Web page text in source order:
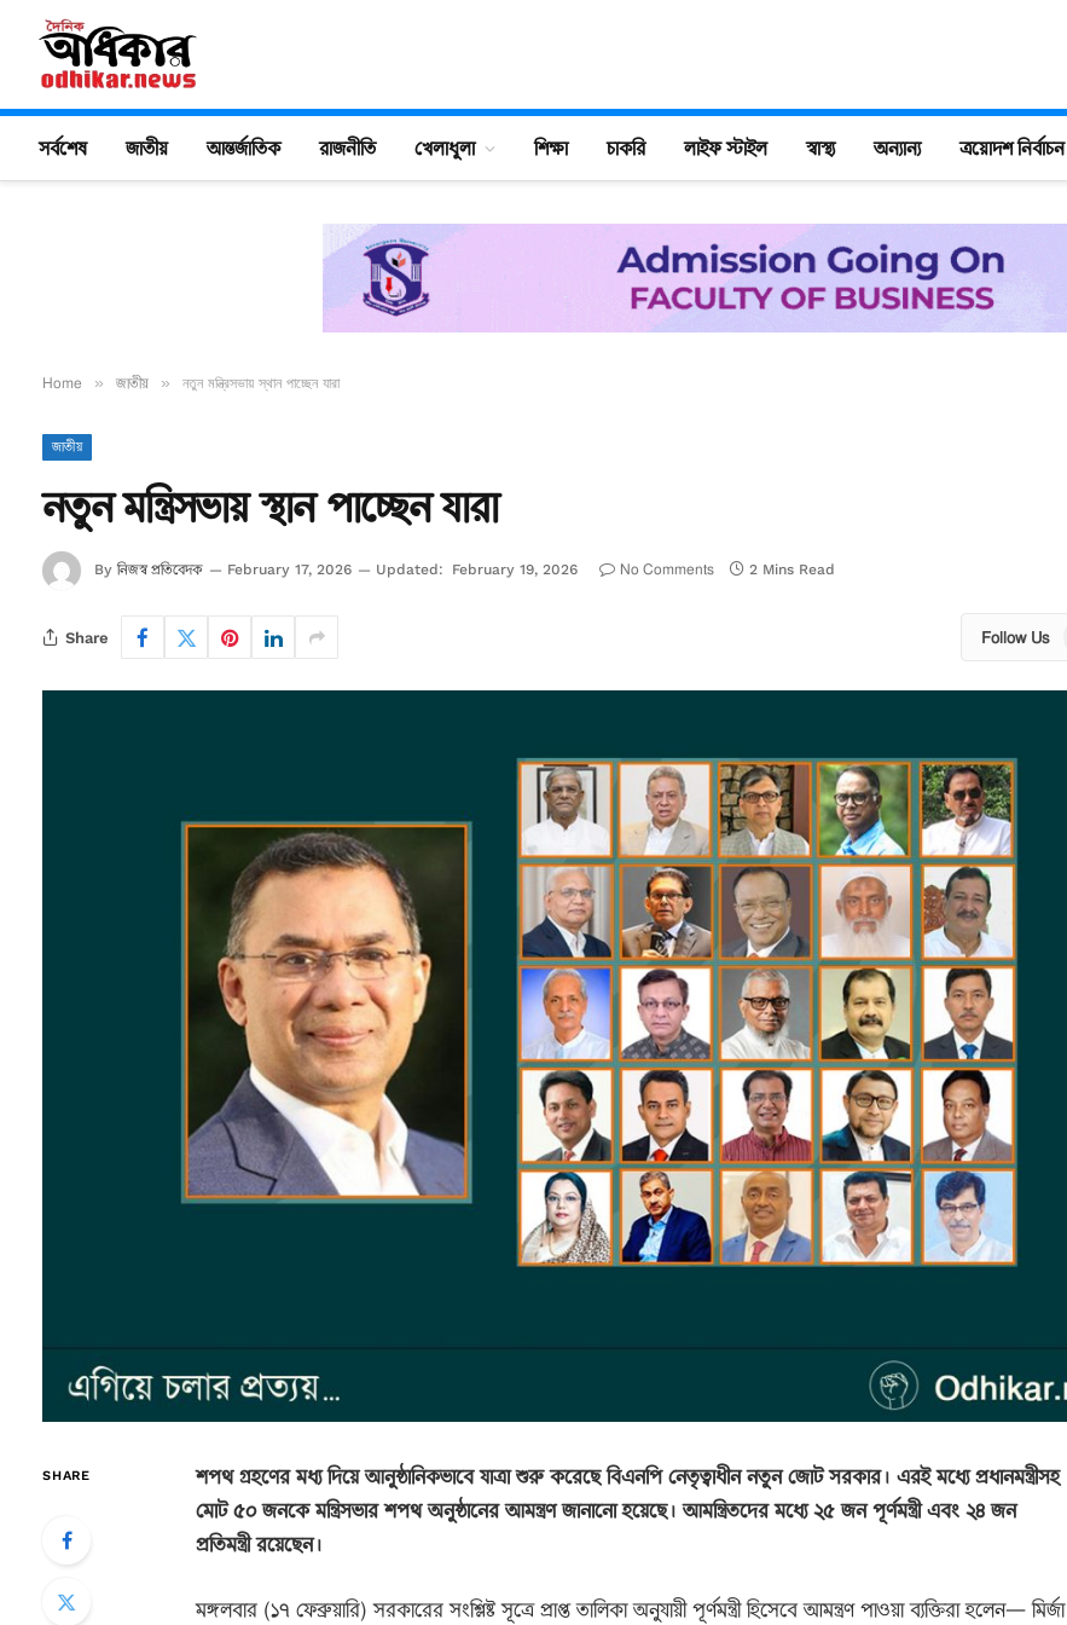
সর্বশেষ জাতীয় আন্তর্জাতিক রাজনীতি খেলাধুলা শিক্ষা চাকরি লাইফ স্টাইল স্বাস্থ্য অন্যান্য ত্রয়োদশ নির্বাচন
Home » জাতীয় » নতুন মন্ত্রিসভায় স্থান পাচ্ছেন যারা
জাতীয়
নতুন মন্ত্রিসভায় স্থান পাচ্ছেন যারা
By নিজস্ব প্রতিবেদক February 17, 2026 Updated: February 19, 2026 No Comments 2 Mins Read
Share Follow Us
SHARE
শপথ গ্রহণের মধ্য দিয়ে আনুষ্ঠানিকভাবে যাত্রা শুরু করেছে বিএনপি নেতৃত্বাধীন নতুন জোট সরকার। এরই মধ্যে প্রধানমন্ত্রীসহ
মোট ৫০ জনকে মন্ত্রিসভার শপথ অনুষ্ঠানের আমন্ত্রণ জানানো হয়েছে। আমন্ত্রিতদের মধ্যে ২৫ জন পূর্ণমন্ত্রী এবং ২৪ জন
প্রতিমন্ত্রী রয়েছেন।
মঙ্গলবার (১৭ ফেব্রুয়ারি) সরকারের সংশ্লিষ্ট সূত্রে প্রাপ্ত তালিকা অনুযায়ী পূর্ণমন্ত্রী হিসেবে আমন্ত্রণ পাওয়া ব্যক্তিরা হলেন— মির্জা